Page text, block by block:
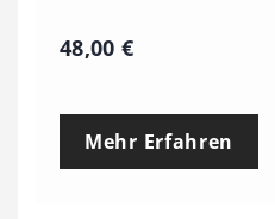
48,00€
Mehr Erfahren